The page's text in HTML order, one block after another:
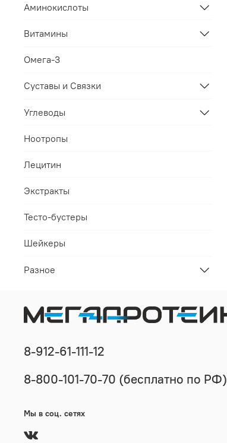
Аминокислоты
Витамины
Омега-3
Суставы и Связки
Углеводы
Ноотропы
Лецитин
Экстракты
Тесто-бустеры
Шейкеры
Разное
8-912-61-111-12
8-800-101-70-70 (бесплатно по РФ)
Мы в соц. сетях